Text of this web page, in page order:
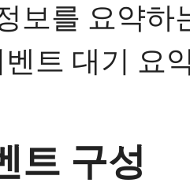
보를 요약하
벤트 대기 요
트 구성